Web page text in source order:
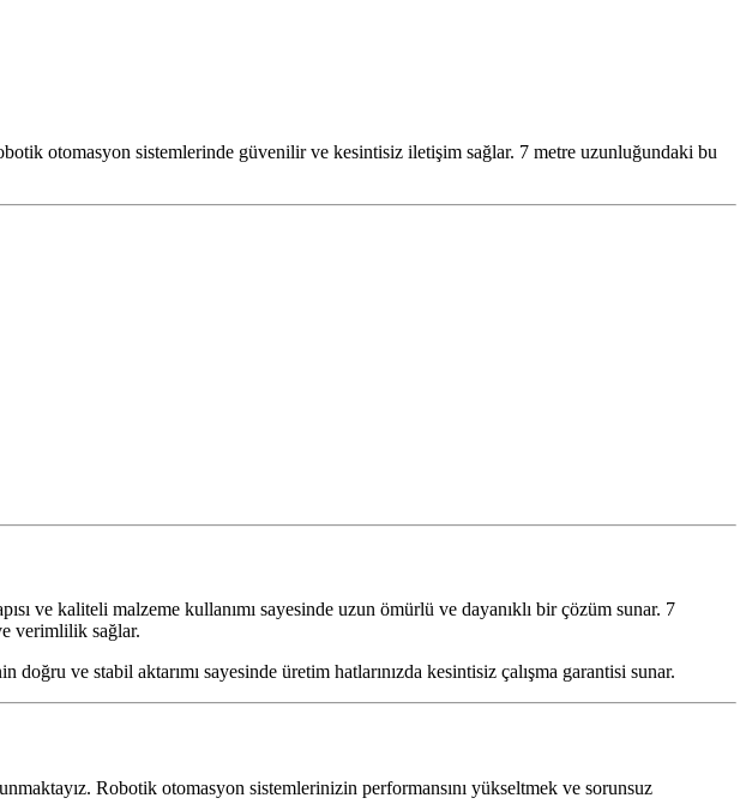
otomasyon sistemlerinde güvenilir ve kesintisiz iletişim sağlar. 7 metre uzunluğundaki bu
ve kaliteli malzeme kullanımı sayesinde uzun ömürlü ve dayanıklı bir çözüm sunar. 7
verimlilik sağlar.
ve stabil aktarımı sayesinde üretim hatlarınızda kesintisiz çalışma garantisi sunar.
Robotik otomasyon sistemlerinizin performansını yükseltmek ve sorunsuz